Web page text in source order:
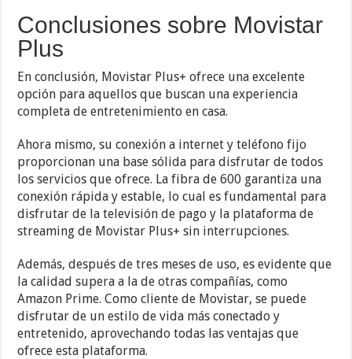
Conclusiones sobre Movistar
Plus
En conclusión, Movistar Plus+ ofrece una excelente
opción para aquellos que buscan una experiencia
completa de entretenimiento en casa.
Ahora mismo, su conexión a internet y teléfono fijo
proporcionan una base sólida para disfrutar de todos
los servicios que ofrece. La fibra de 600 garantiza una
conexión rápida y estable, lo cual es fundamental para
disfrutar de la televisión de pago y la plataforma de
streaming de Movistar Plus+ sin interrupciones.
Además, después de tres meses de uso, es evidente que
la calidad supera a la de otras compañías, como
Amazon Prime. Como cliente de Movistar, se puede
disfrutar de un estilo de vida más conectado y
entretenido, aprovechando todas las ventajas que
ofrece esta plataforma.